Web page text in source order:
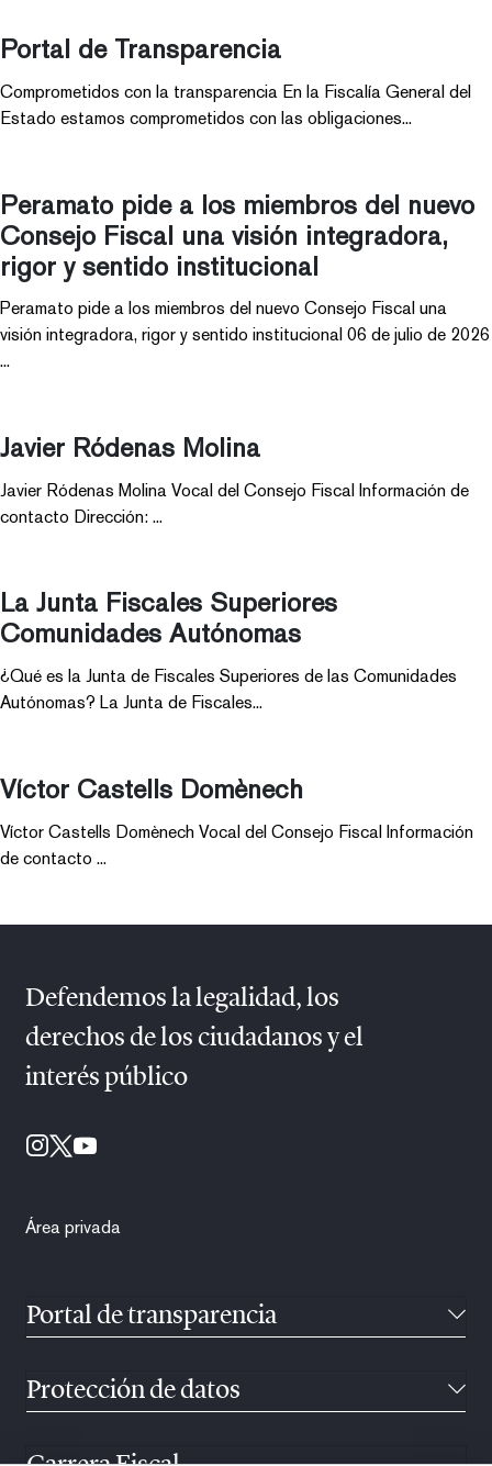
Portal de Transparencia
Comprometidos con la transparencia En la Fiscalía General del
Estado estamos comprometidos con las obligaciones...
Peramato pide a los miembros del nuevo
Consejo Fiscal una visión integradora,
rigor y sentido institucional
Peramato pide a los miembros del nuevo Consejo Fiscal una
visión integradora, rigor y sentido institucional 06 de julio de 2026
...
Javier Ródenas Molina
Javier Ródenas Molina Vocal del Consejo Fiscal Información de
contacto Dirección: ...
La Junta Fiscales Superiores
Comunidades Autónomas
¿Qué es la Junta de Fiscales Superiores de las Comunidades
Autónomas? La Junta de Fiscales...
Víctor Castells Domènech
Víctor Castells Domènech Vocal del Consejo Fiscal Información
de contacto ...
Defendemos la legalidad, los
derechos de los ciudadanos y el
interés público
Área privada
Portal de transparencia
Protección de datos